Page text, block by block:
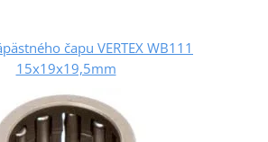
čapu VERTEX WB111
15x19x19,5mm